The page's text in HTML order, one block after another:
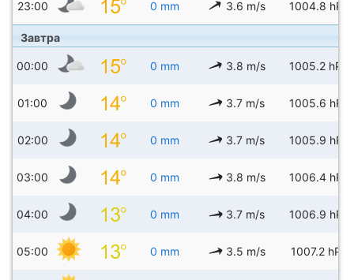
23:00 0 mm 3.6 m/s 1004.8 hPa
Завтра
00:00 0 mm 3.8 m/s 1005.2 hPa
01:00 0 mm 3.7 m/s 1005.6 hPa
02:00 0 mm 3.7 m/s 1005.9 hPa
03:00 0 mm 3.8 m/s 1006.4 hPa
04:00 0 mm 3.7 m/s 1006.9 hPa
05:00 0 mm 3.5 m/s 1007.2 hPa